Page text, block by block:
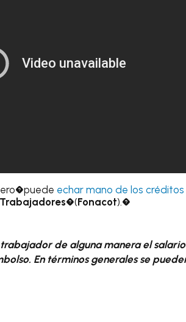
echar mano de los créditos
�(Fonacot).�
de alguna manera el
En términos generales se